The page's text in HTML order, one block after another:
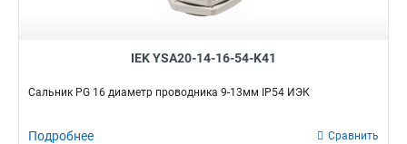
IEK YSA20-14-16-54-K41
Сальник PG 16 диаметр проводника 9-13мм IP54 ИЭК
Подробнее Сравнить